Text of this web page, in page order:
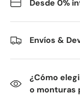
Desde 0%
Envíos &
¿Cómo
o monturas